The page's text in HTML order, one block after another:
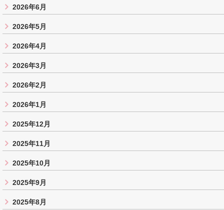
2026年6月
2026年5月
2026年4月
2026年3月
2026年2月
2026年1月
2025年12月
2025年11月
2025年10月
2025年9月
2025年8月